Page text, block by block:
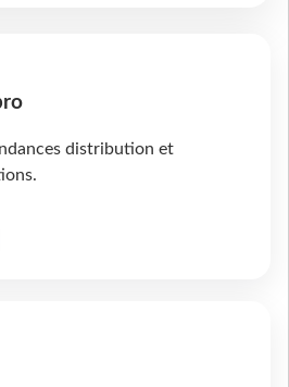
distribution et